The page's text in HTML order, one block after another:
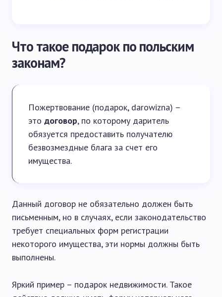
Что такое подарок по польским
законам?
Пожертвование (подарок, darowizna) –
это договор, по которому даритель
обязуется предоставить получателю
безвозмездные блага за счет его
имущества.
Данный договор не обязательно должен быть
письменным, но в случаях, если законодательство
требует специальных форм регистрации
некоторого имущества, эти нормы должны быть
выполнены.
Яркий пример – подарок недвижимости. Такое